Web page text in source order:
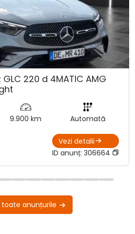
220 d 4MATIC AMG
9.900 km Automată
Vezi detalii
ID anunț: 306664
toate anunțurile